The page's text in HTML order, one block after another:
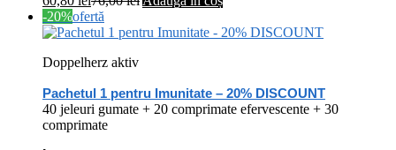
-20%ofertă
Doppelherz aktiv
Pachetul 1 pentru Imunitate – 20% DISCOUNT
40 jeleuri gumate + 20 comprimate efervescente + 30
comprimate